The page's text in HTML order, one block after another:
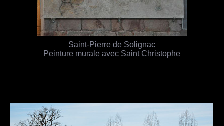
Saint-Pierre de Solignac
Peinture murale avec Saint Christophe